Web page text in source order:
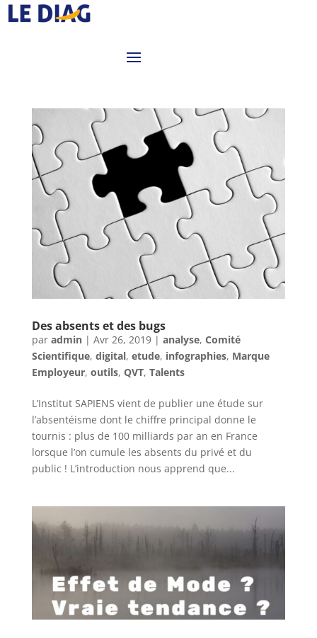
Des absents et des bugs
par admin| Avr 26, 2019| analyse, Comité
Scientifique, digital, etude, infographies, Marque
Employeur, outils, QVT, Talents
L’Institut SAPIENS vient de publier une étude sur
l’absentéisme dont le chiffre principal donne le
tournis : plus de 100 milliards par an en France
lorsque l’on cumule les absents du privé et du
public ! L’introduction nous apprend que...